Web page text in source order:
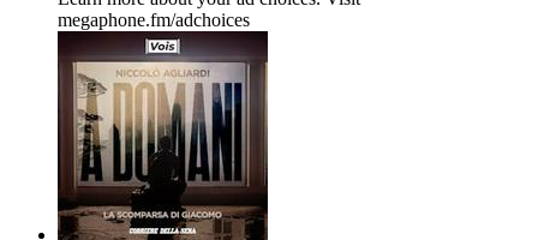
megaphone.fm/adchoices